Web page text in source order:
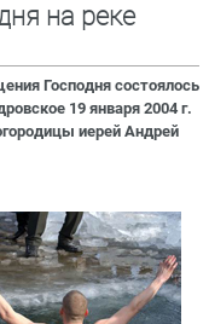
на реке
Господня состоялось
19 января 2004 г.
иерей Андрей